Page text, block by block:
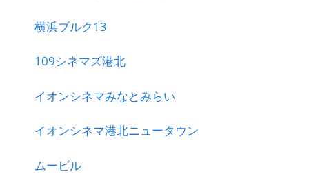
横浜ブルク13
109シネマズ港北
イオンシネマみなとみらい
イオンシネマ港北ニュータウン
ムービル